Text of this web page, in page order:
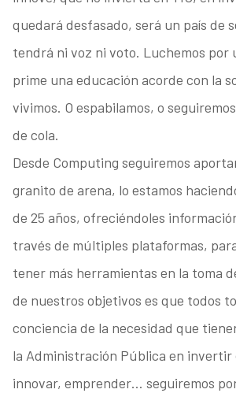
quedará desfasado, será un país de
tendrá ni voz ni voto. Luchemos por
prime una educación acorde con la
vivimos. O espabilamos, o
de cola.
Desde Computing seguiremos
granito de arena, lo estamos
de 25 años, ofreciéndoles
través de múltiples plataformas,
tener más herramientas en la toma
de nuestros objetivos es que todos
conciencia de la necesidad que
la Administración Pública en invertir
innovar, emprender… seguiremos